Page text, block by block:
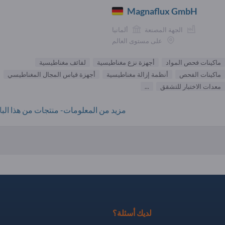
Magnaflux GmbH
الجهة المصنعة
ألمانيا
على مستوى العالم
ماكينات فحص المواد أجهزة نزع مغناطيسية
لفائف مغناطيسية
ماكينات الفحص
أنظمة إزالة مغناطيسية
أجهزة قياس المجال المغناطيسي
معدات الاختبار للتشقق
...
مزيد من المعلومات- منتجات من هذا
لديك أسئلة؟